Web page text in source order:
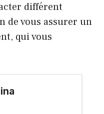
différent
de vous assurer un
qui vous